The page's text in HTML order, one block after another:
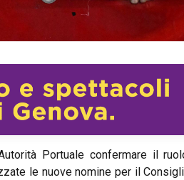
Portuale confermare il
le nuove nomine per il